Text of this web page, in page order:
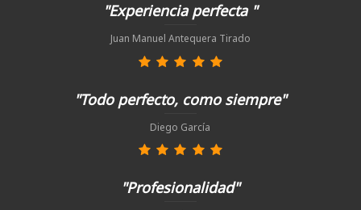
"Experiencia perfecta "
Juan Manuel Antequera Tirado
"Todo perfecto, como siempre"
Diego García
"Profesionalidad"